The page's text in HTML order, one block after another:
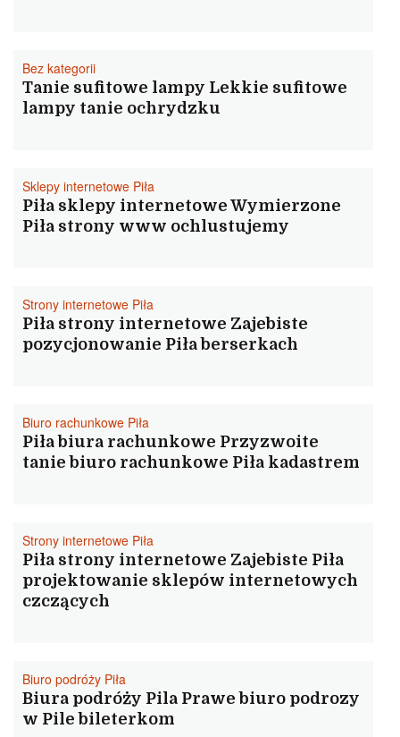
Bez kategorii
Tanie sufitowe lampy Lekkie sufitowe
lampy tanie ochrydzku
Sklepy internetowe Piła
Piła sklepy internetowe Wymierzone
Piła strony www ochlustujemy
Strony internetowe Piła
Piła strony internetowe Zajebiste
pozycjonowanie Piła berserkach
Biuro rachunkowe Piła
Piła biura rachunkowe Przyzwoite
tanie biuro rachunkowe Piła kadastrem
Strony internetowe Piła
Piła strony internetowe Zajebiste Piła
projektowanie sklepów internetowych
czczących
Biuro podróży Piła
Biura podróży Pila Prawe biuro podrozy
w Pile bileterkom